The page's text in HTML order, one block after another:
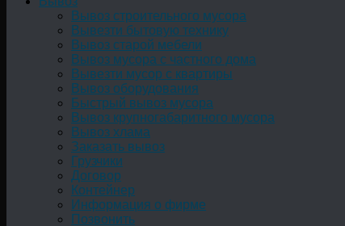
Вывоз строительного мусора
Вывезти бытовую технику
Вывоз старой мебели
Вывоз мусора с частного дома
Вывезти мусор с квартиры
Вывоз оборудования
Быстрый вывоз мусора
Вывоз крупногабаритного мусора
Вывоз хлама
Заказать вывоз
Грузчики
Договор
Контейнер
Информация о фирме
Позвонить